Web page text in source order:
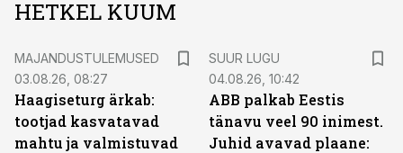
HETKEL KUUM
MAJANDUSTULEMUSED
03.08.26, 08:27
Haagiseturg ärkab:
tootjad kasvatavad
mahtu ja valmistuvad
SUUR LUGU
04.08.26, 10:42
ABB palkab Eestis
tänavu veel 90 inimest.
Juhid avavad plaane: